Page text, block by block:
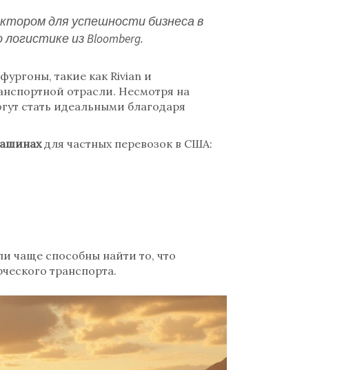
для успешности бизнеса в
из Bloomberg.
такие как Rivian и
отрасли. Несмотря на
стать идеальными благодаря
для частных перевозок в США:
чаще способны найти то, что
транспорта.